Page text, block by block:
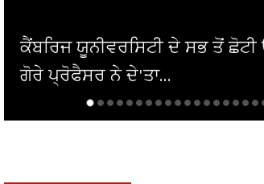
ਅਮਰੀਕਾ ਨੇ ਇਰਾਕੀ ਏਅਰਾਲਾਈਨ
ਪਾਬੰਦੀ